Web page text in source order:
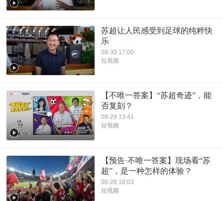
苏超让人民感受到足球的纯粹快
乐
08-30 17:00
短视频
【不唯一答案】“苏超奇迹”，能
否复刻？
08-29 13:41
短视频
【预告·不唯一答案】现场看“苏
超”，是一种怎样的体验？
08-28 18:03
短视频